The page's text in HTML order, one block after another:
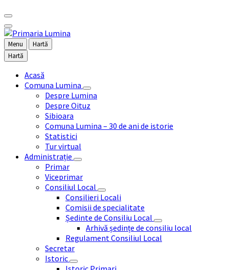
Menu
Hartă
Hartă
Acasă
Comuna Lumina
Despre Lumina
Despre Oituz
Sibioara
Comuna Lumina – 30 de ani de istorie
Statistici
Tur virtual
Administrație
Primar
Viceprimar
Consiliul Local
Consilieri Locali
Comisii de specialitate
Ședinte de Consiliu Local
Arhivă ședințe de consiliu local
Regulament Consiliul Local
Secretar
Istoric